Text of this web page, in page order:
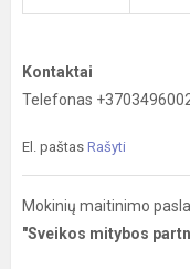
Kontaktai
Telefonas
El. paštas Rašyti
Mokinių maitinimo
"Sveikos mitybos